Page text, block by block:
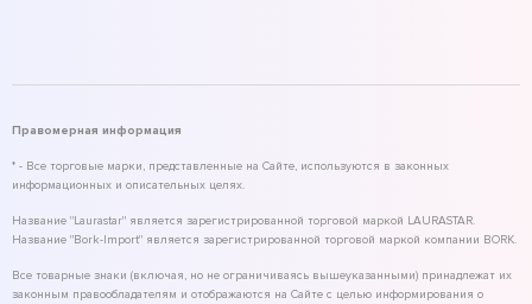
Правомерная информация
* - Все торговые марки, представленные на Сайте, используются в законных
информационных и описательных целях.
Название "Laurastar" является зарегистрированной торговой маркой LAURASTAR.
Название "Bork-Import" является зарегистрированной торговой маркой компании BORK.
Все товарные знаки (включая, но не ограничиваясь вышеуказанными) принадлежат их
законным правообладателям и отображаются на Сайте с целью информирования о